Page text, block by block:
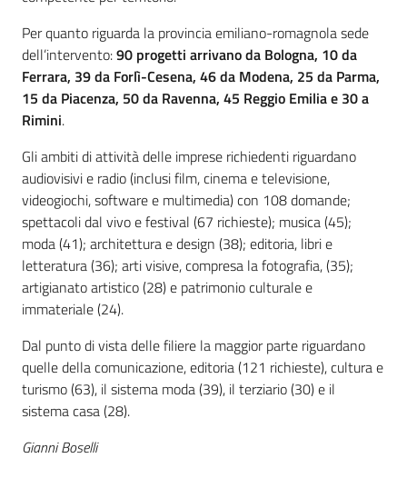
Per quanto riguarda la provincia emiliano-romagnola sede
dell’intervento:90 progetti arrivano da Bologna, 10 da
Ferrara, 39 da Forlì-Cesena, 46 da Modena, 25 da Parma,
15 da Piacenza, 50 da Ravenna, 45 Reggio Emilia e 30 a
Rimini.
Gli ambiti di attività delle imprese richiedenti riguardano
audiovisivi e radio (inclusi film, cinema e televisione,
videogiochi, software e multimedia) con 108 domande;
spettacoli dal vivo e festival (67 richieste); musica (45);
moda (41); architettura e design (38); editoria, libri e
letteratura (36); arti visive, compresa la fotografia, (35);
artigianato artistico (28) e patrimonio culturale e
immateriale (24).
Dal punto di vista delle filiere la maggior parte riguardano
quelle della comunicazione, editoria (121 richieste), cultura e
turismo (63), il sistema moda (39), il terziario (30) e il
sistema casa (28).
Gianni Boselli